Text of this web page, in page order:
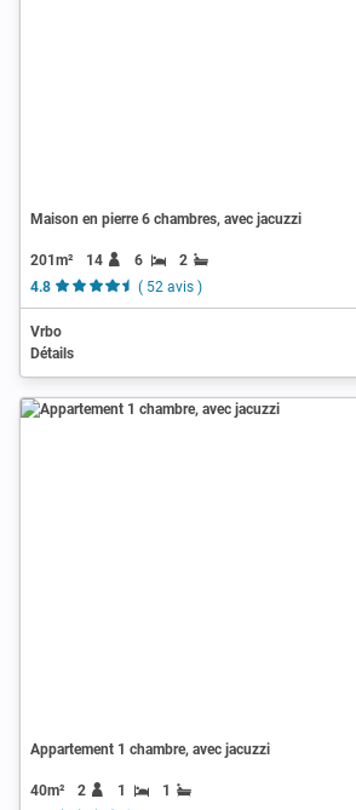
Maison en pierre 6 chambres, avec jacuzzi
201m² 14 6
2
4.8
( 52 avis )
Vrbo
Détails
Appartement 1 chambre, avec jacuzzi
40m² 2 1
1